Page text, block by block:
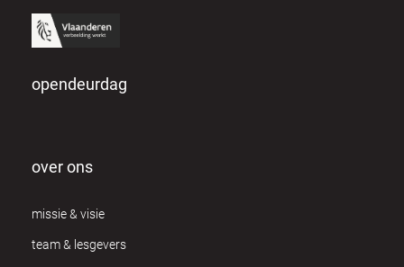
opendeurdag
over ons
missie & visie
team & lesgevers